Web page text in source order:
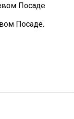
Посаде
Посаде.